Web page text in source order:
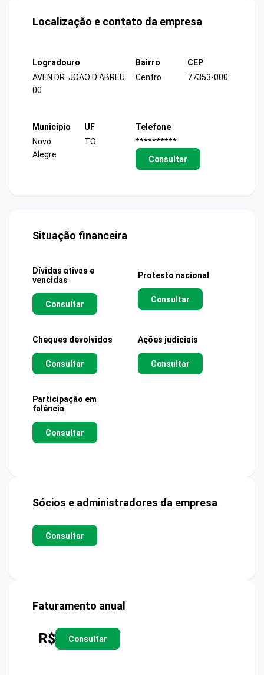
Localização e contato da empresa
Logradouro
AVEN DR. JOAO D ABREU
00
Bairro
Centro
CEP
77353-000
Município
Novo
Alegre
UF
TO
Telefone
**********
Consultar
Situação financeira
Dívidas ativas e
vencidas
Consultar
Protesto nacional
Consultar
Cheques devolvidos
Consultar
Ações judiciais
Consultar
Participação em
falência
Consultar
Sócios e administradores da empresa
Consultar
Faturamento anual
R$ Consultar